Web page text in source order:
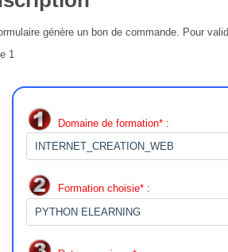
génère un bon de commande. Pour
1
Domaine de formation* :
Formation choisie* :